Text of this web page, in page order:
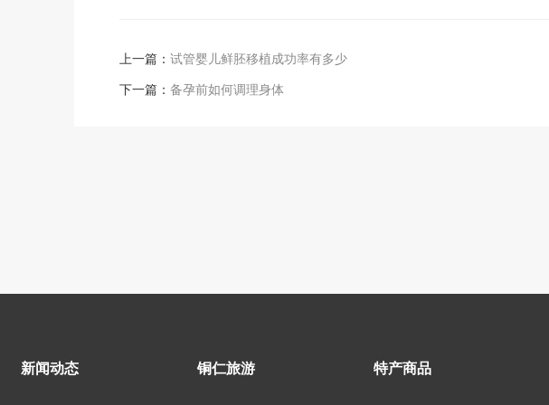
上一篇： 试管婴儿鲜胚移植成功率有多少
下一篇： 备孕前如何调理身体
新闻动态 铜仁旅游 特产商品